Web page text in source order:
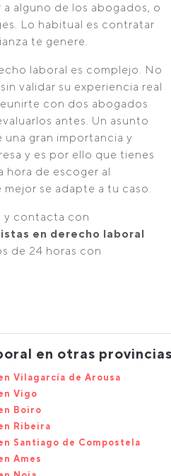
alguno de los abogados, o
Lo habitual es contratar
te genere.
laboral es complejo. No
validar su experiencia real
con dos abogados
antes. Un asunto
gran importancia y
y es por ello que tienes
hora de escoger al
se adapte a tu caso.
y contacta con
en derecho laboral
de 24 horas con
en otras
Vilagarcía de Arousa
Vigo
Boiro
Ribeira
Santiago de Compostela
Ames